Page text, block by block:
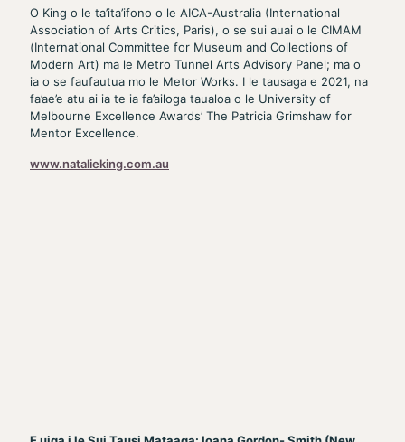
O King o le ta’ita’ifono o le AICA-Australia (International
Association of Arts Critics, Paris), o se sui auai o le CIMAM
(International Committee for Museum and Collections of
Modern Art) ma le Metro Tunnel Arts Advisory Panel; ma o
ia o se faufautua mo le Metor Works. I le tausaga e 2021, na
fa’ae’e atu ai ia te ia fa’ailoga taualoa o le University of
Melbourne Excellence Awards’ The Patricia Grimshaw for
Mentor Excellence.
www.natalieking.com.au